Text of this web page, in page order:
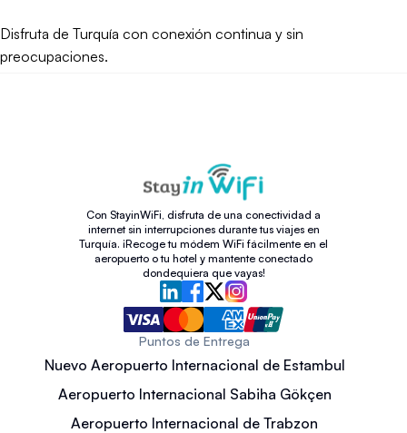
Disfruta de Turquía con conexión continua y sin
preocupaciones.
Con StayinWiFi, disfruta de una conectividad a
internet sin interrupciones durante tus viajes en
Turquía. ¡Recoge tu módem WiFi fácilmente en el
aeropuerto o tu hotel y mantente conectado
dondequiera que vayas!
Puntos de Entrega
Nuevo Aeropuerto Internacional de Estambul
Aeropuerto Internacional Sabiha Gökçen
Aeropuerto Internacional de Trabzon